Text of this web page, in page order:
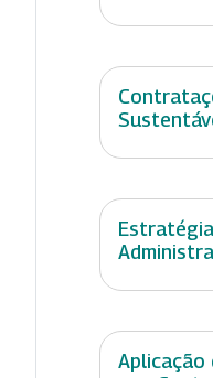
Aplicação